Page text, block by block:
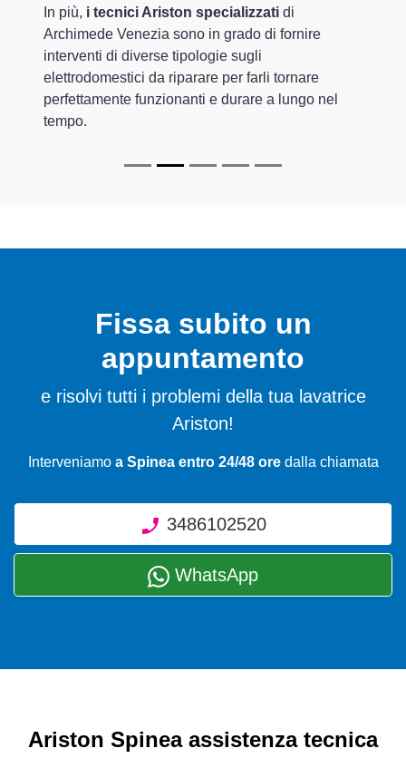
In più, i tecnici Ariston specializzati di
Archimede Venezia sono in grado di fornire
interventi di diverse tipologie sugli
elettrodomestici da riparare per farli tornare
perfettamente funzionanti e durare a lungo nel
tempo.
Fissa subito un
appuntamento
e risolvi tutti i problemi della tua lavatrice
Ariston!
Interveniamo a Spinea entro 24/48 oredalla chiamata
3486102520
WhatsApp
Ariston Spinea assistenza tecnica